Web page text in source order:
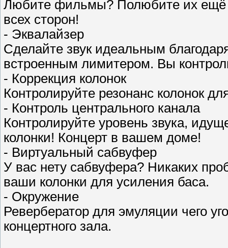
Любите фильмы? Полюбите их ещё
всех сторон!
- Эквалайзер
Сделайте звук идеальным
встроенным лимитером. Вы
- Коррекция колонок
Контролируйте резонанс колонок
- Контроль центрального канала
Контролируйте уровень звука,
колонки! Концерт в вашем доме!
- Виртуальный сабвуфер
У вас нету сабвуфера? Никаких
ваши колонки для усиления баса.
- Окружение
Ревербератор для эмуляции чего
концертного зала.